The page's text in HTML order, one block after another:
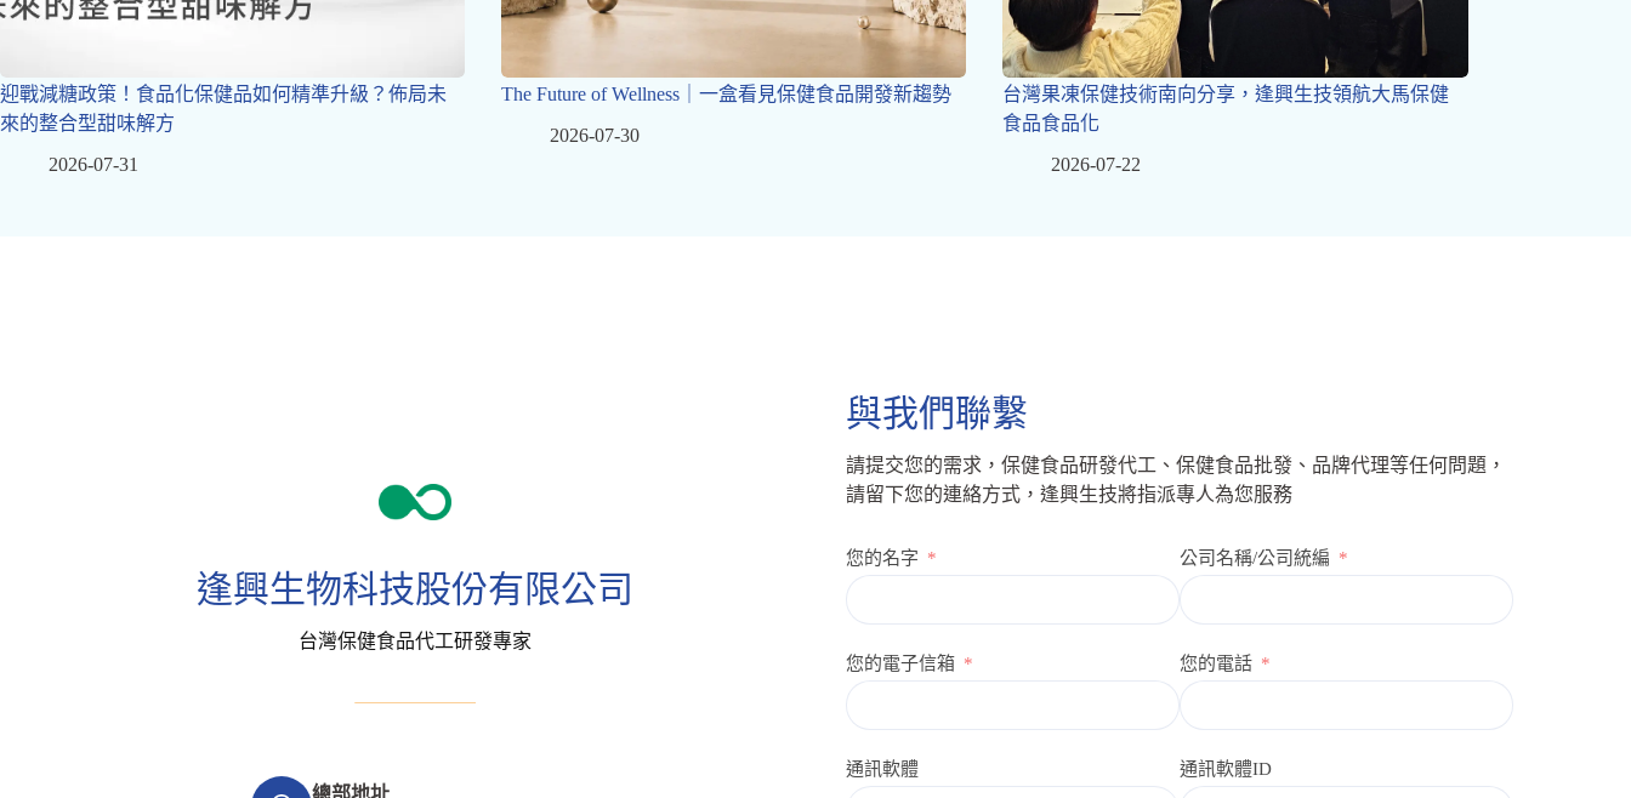
迎戰減糖政策！食品化保健品如何精準升級？佈局未
來的整合型甜味解方
2026-07-31
The Future of Wellness｜一盒看見保健食品開發新趨勢
2026-07-30
台灣果凍保健技術南向分享，逢興生技領航大馬保健
食品食品化
2026-07-22
逢興生物科技股份有限公司
台灣保健食品代工研發專家
總部地址
與我們聯繫
請提交您的需求，保健食品研發代工、保健食品批發、品牌代理等任何問題，
請留下您的連絡方式，逢興生技將指派專人為您服務
您的名字 公司名稱/公司統編
您的電子信箱 您的電話
通訊軟體 通訊軟體ID